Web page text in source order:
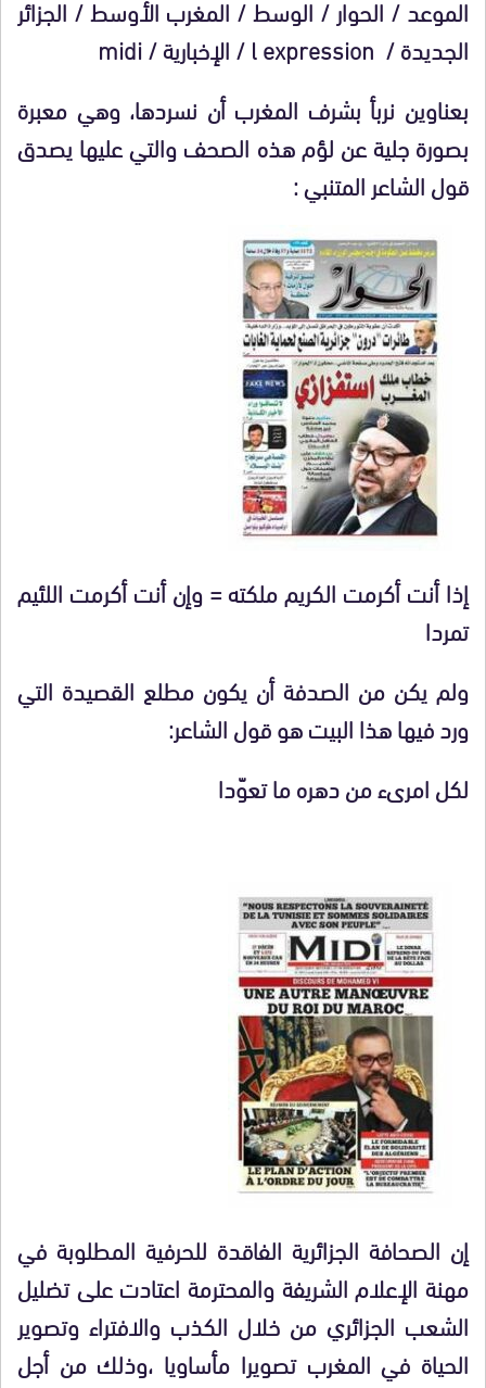
الموعد / الحوار / الوسط / المغرب الأوسط / الجزائر
الجديدة / l expression / الإخبارية / midi
بعناوين نربأ بشرف المغرب أن نسردها، وهي معبرة
بصورة جلية عن لؤم هذه الصحف والتي عليها يصدق
قول الشاعر المتنبي :
إذا أنت أكرمت الكريم ملكته = وإن أنت أكرمت اللئيم
تمردا
ولم يكن من الصدفة أن يكون مطلع القصيدة التي
ورد فيها هذا البيت هو قول الشاعر:
لكل امرىء من دهره ما تعوّدا
إن الصحافة الجزائرية الفاقدة للحرفية المطلوبة في
مهنة الإعلام الشريفة والمحترمة اعتادت على تضليل
الشعب الجزائري من خلال الكذب والافتراء وتصوير
الحياة في المغرب تصويرا مأساويا ،وذلك من أجل